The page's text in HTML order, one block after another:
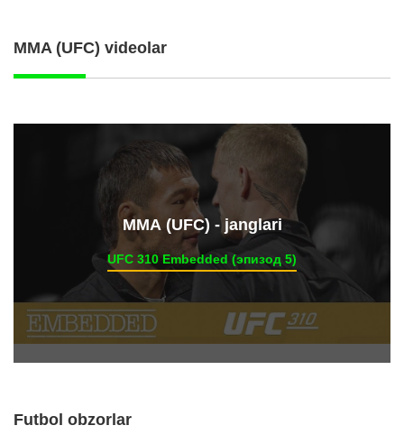
MMA (UFC) videolar
ММА (UFC) - janglari
UFC 310 Embedded (эпизод 5)
Futbol obzorlar